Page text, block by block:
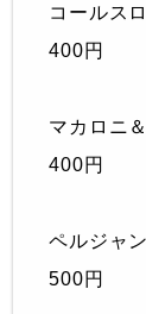
コールス
400円
マカロニ
400円
ペルジャ
500円